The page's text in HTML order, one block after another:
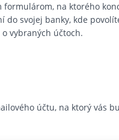
formulárom, na ktorého
do svojej banky, kde
vybraných účtoch.
účtu, na ktorý vás